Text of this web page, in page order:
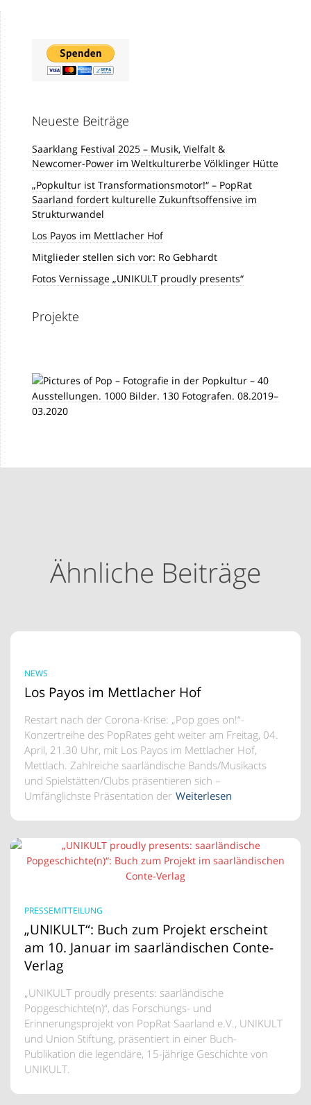
Neueste Beiträge
Saarklang Festival 2025 – Musik, Vielfalt &
Newcomer-Power im Weltkulturerbe Völklinger Hütte
„Popkultur ist Transformationsmotor!“ – PopRat
Saarland fordert kulturelle Zukunftsoffensive im
Strukturwandel
Los Payos im Mettlacher Hof
Mitglieder stellen sich vor: Ro Gebhardt
Fotos Vernissage „UNIKULT proudly presents“
Projekte
Ähnliche Beiträge
NEWS
Los Payos im Mettlacher Hof
Restart nach der Corona-Krise: „Pop goes on!“-
Konzertreihe des PopRates geht weiter am Freitag, 04.
April, 21.30 Uhr, mit Los Payos im Mettlacher Hof,
Mettlach. Zahlreiche saarländische Bands/Musikacts
und Spielstätten/Clubs präsentieren sich –
Umfänglichste Präsentation der Weiterlesen
PRESSEMITTEILUNG
„UNIKULT“: Buch zum Projekt erscheint
am 10. Januar im saarländischen Conte-
Verlag
„UNIKULT proudly presents: saarländische
Popgeschichte(n)“, das Forschungs- und
Erinnerungsprojekt von PopRat Saarland e.V., UNIKULT
und Union Stiftung, präsentiert in einer Buch-
Publikation die legendäre, 15-jährige Geschichte von
UNIKULT.